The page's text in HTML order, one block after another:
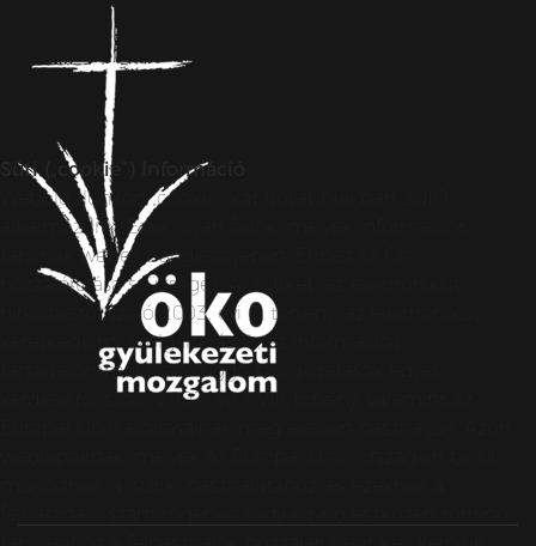
Süti („cookie”) Információ
Weboldalunkon „cookie”-kat (továbbiakban „süti”)
alkalmazunk. Ezek olyan fájlok, melyek információt
tárolnak webes böngészőjében. Ehhez az Ön
hozzájárulása szükséges. A „sütiket” az elektronikus
hírközlésről szóló 2003. évi C. törvény, az elektronikus
kereskedelmi szolgáltatások, az információs
társadalommal összefüggő szolgáltatások egyes
kérdéseiről szóló 2001. évi CVIII. törvény, valamint az